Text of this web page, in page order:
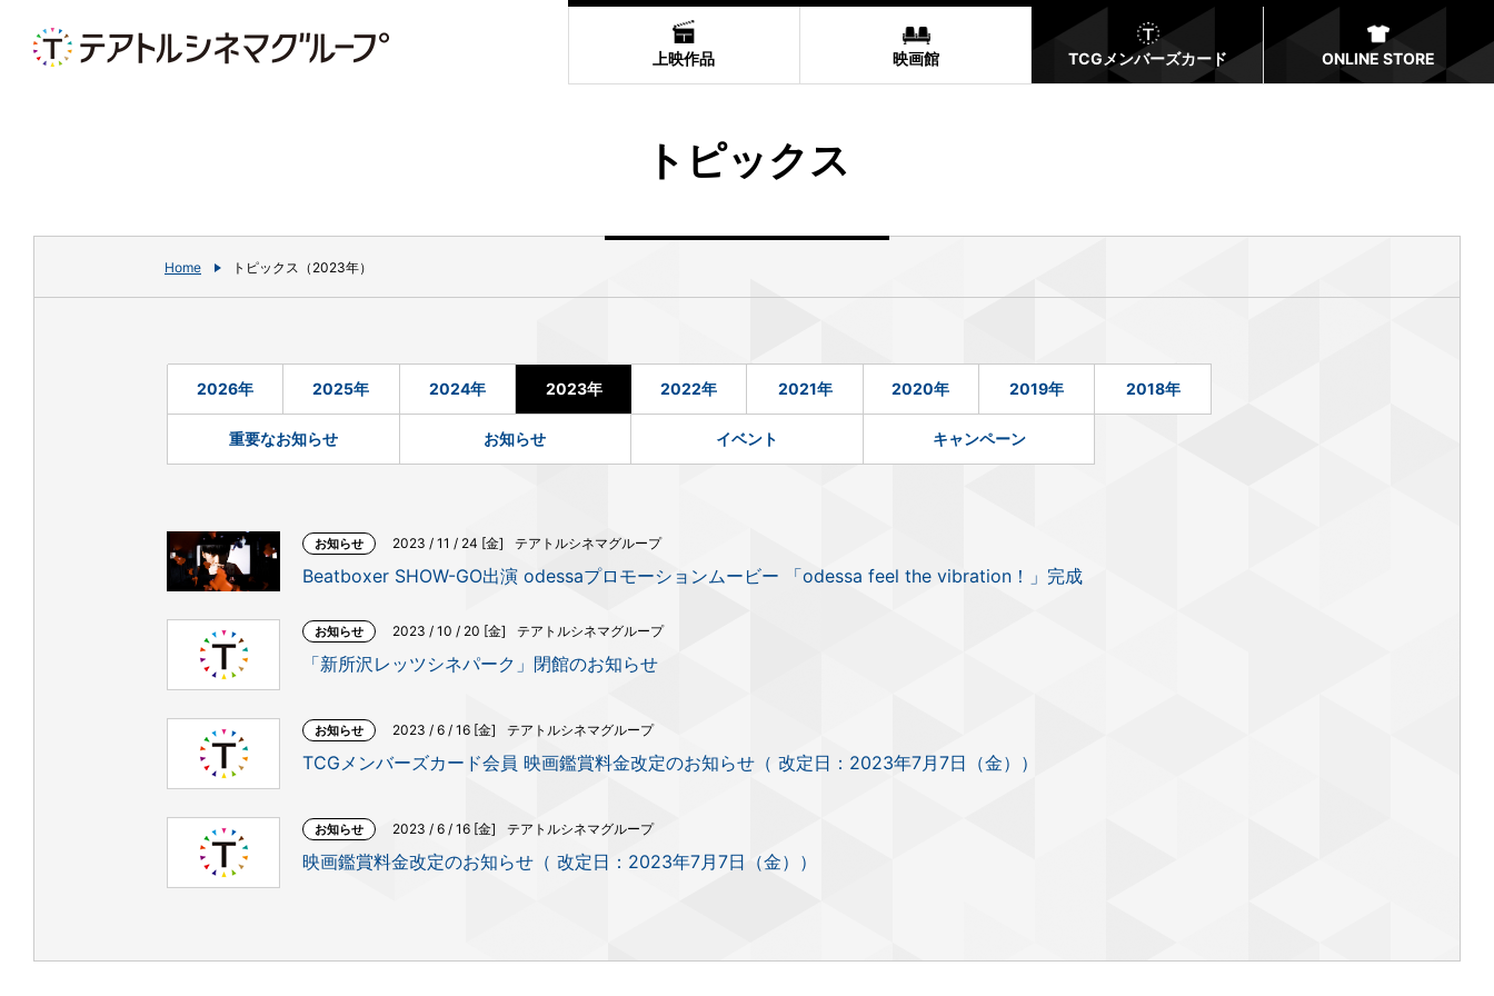
上映作品 映画館 TCGメンバーズカード ONLINE STORE
トピックス
Home トピックス（2023年）
2026年 2025年 2024年 2023年 2022年 2021年 2020年 2019年 2018年
重要なお知らせ お知らせ イベント キャンペーン
お知らせ 2023 / 11 / 24 [金] テアトルシネマグループ
Beatboxer SHOW-GO出演 odessaプロモーションムービー 「odessa feel the vibration！」完成
お知らせ 2023 / 10 / 20 [金] テアトルシネマグループ
「新所沢レッツシネパーク」閉館のお知らせ
お知らせ 2023 / 6 / 16 [金] テアトルシネマグループ
TCGメンバーズカード会員 映画鑑賞料金改定のお知らせ（ 改定日：2023年7月7日（金））
お知らせ 2023 / 6 / 16 [金] テアトルシネマグループ
映画鑑賞料金改定のお知らせ（ 改定日：2023年7月7日（金））